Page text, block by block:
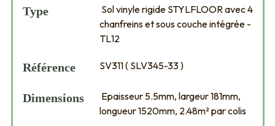
Type
Sol vinyle rigide STYLFLOOR avec 4
chanfreins et sous couche intégrée -
TL12
Référence SV311 ( SLV345-33 )
Dimensions
Epaisseur 5.5mm, largeur 181mm,
longueur 1520mm, 2.48m² par colis